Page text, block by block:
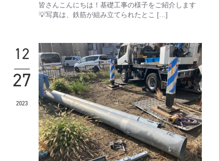
皆さんこんにちは！基礎工事の様子をご紹介します
💡写真は、鉄筋が組み立てられたとこ […]
12
27
2023